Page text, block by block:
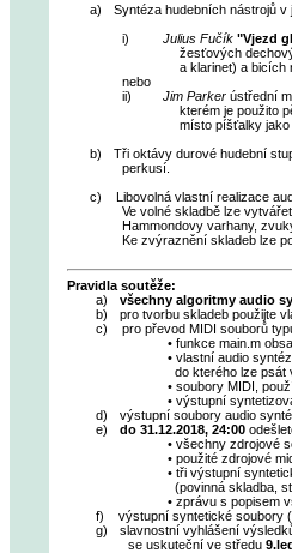
a)
Syntéza hudebních nástrojů
i)
Julius Fučík"Vjezd
žesťových
a klarinet) a
nebo
ii)
JimParker ústřední
kterém je použito
místo píšťalky
b)
Tři oktávy durové hudební
perkusí.
c)
Libovolná vlastní realizace
Ve volné skladbě lze
Hammondovy varhany,
Ke zvýraznění skladeb lze
Pravidla soutěže:
a)
všechny algoritmy audio
b)
pro tvorbu skladeb použijte
c)
pro převod MIDI souborů
• funkce main.m
• vlastní audio
do kterého lze psát
• soubory MIDI,
• výstupní
d)
výstupní soubory audio
e)
do 31.12.2018, 24:00
• všechny zdrojové
• použité zdrojové
• tři výstupní
(povinná skladba,
• zprávu s popisem
f)
výstupní syntetické soubory
g)
slavnostní vyhlášení
se uskuteční ve středu